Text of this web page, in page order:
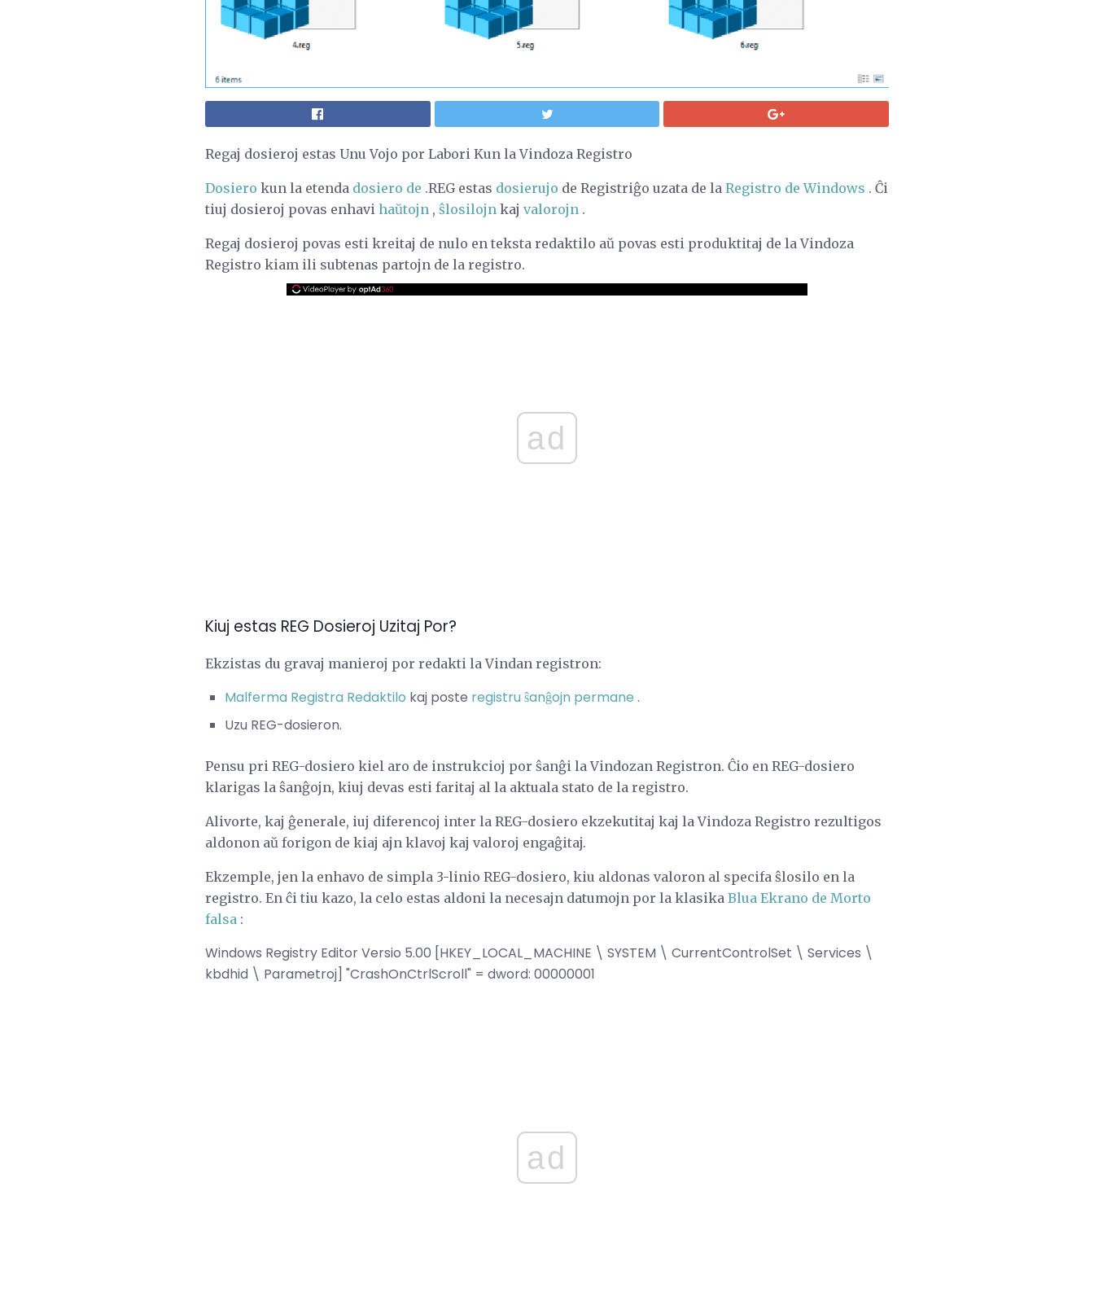
Regaj dosieroj estas Unu Vojo por Labori Kun la Vindoza Registro
Dosiero kun la etenda dosiero de .REG estas dosierujo de Registriĝo uzata de la Registro de Windows . Ĉi
tiuj dosieroj povas enhavi haŭtojn , ŝlosilojn kaj valorojn .
Regaj dosieroj povas esti kreitaj de nulo en teksta redaktilo aŭ povas esti produktitaj de la Vindoza
Registro kiam ili subtenas partojn de la registro.
ad
Kiuj estas REG Dosieroj Uzitaj Por?
Ekzistas du gravaj manieroj por redakti la Vindan registron:
Malferma Registra Redaktilo kaj poste registru ŝanĝojn permane .
Uzu REG-dosieron.
Pensu pri REG-dosiero kiel aro de instrukcioj por ŝanĝi la Vindozan Registron. Ĉio en REG-dosiero
klarigas la ŝanĝojn, kiuj devas esti faritaj al la aktuala stato de la registro.
Alivorte, kaj ĝenerale, iuj diferencoj inter la REG-dosiero ekzekutitaj kaj la Vindoza Registro rezultigos
aldonon aŭ forigon de kiaj ajn klavoj kaj valoroj engaĝitaj.
Ekzemple, jen la enhavo de simpla 3-linio REG-dosiero, kiu aldonas valoron al specifa ŝlosilo en la
registro. En ĉi tiu kazo, la celo estas aldoni la necesajn datumojn por la klasika Blua Ekrano de Morto
falsa :
Windows Registry Editor Versio 5.00 [HKEY_LOCAL_MACHINE \ SYSTEM \ CurrentControlSet \ Services \
kbdhid \ Parametroj] "CrashOnCtrlScroll" = dword: 00000001
ad